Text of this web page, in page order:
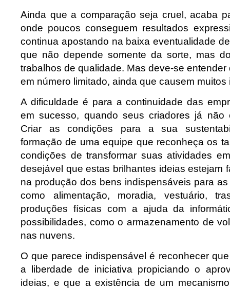
Ainda que a comparação seja cruel, acaba
onde poucos conseguem resultados
continua apostando na baixa eventualidade
que não depende somente da sorte, mas
trabalhos de qualidade. Mas deve-se
em número limitado, ainda que causem muitos
A dificuldade é para a continuidade das
em sucesso, quando seus criadores já não
Criar as condições para a sua
formação de uma equipe que reconheça os
condições de transformar suas atividades
desejável que estas brilhantes ideias estejam
na produção dos bens indispensáveis para
como alimentação, moradia, vestuário,
produções físicas com a ajuda da
possibilidades, como o armazenamento de
nas nuvens.
O que parece indispensável é reconhecer
a liberdade de iniciativa propiciando o
ideias, e que a existência de um